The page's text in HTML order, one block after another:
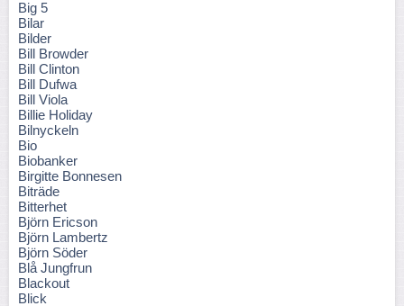
Big 5
Bilar
Bilder
Bill Browder
Bill Clinton
Bill Dufwa
Bill Viola
Billie Holiday
Bilnyckeln
Bio
Biobanker
Birgitte Bonnesen
Biträde
Bitterhet
Björn Ericson
Björn Lambertz
Björn Söder
Blå Jungfrun
Blackout
Blick